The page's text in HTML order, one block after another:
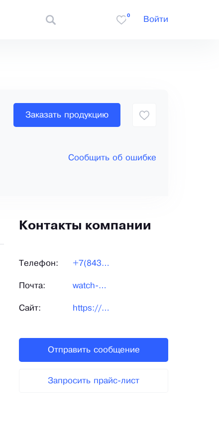
0
Войти
Заказать продукцию
Сообщить об ошибке
Контакты компании
Телефон: +7(843)21-66-5-33
Почта: watch-straps@yandex.ru
Сайт: https://lerman-ws.ru/
Отправить сообщение
Запросить прайс-лист